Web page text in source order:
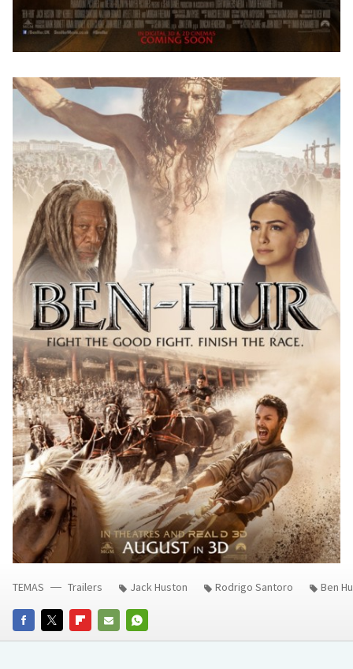
FACEBOOKTWITTERFLIPBOARD
E-
WHATSAPP
TEMAS Trailers Jack Huston Rodrigo Santoro Ben